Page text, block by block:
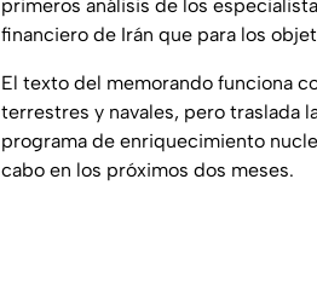
primeros análisis de los
financiero de Irán que para los
El texto del memorando funciona
terrestres y navales, pero traslada
programa de enriquecimiento
cabo en los próximos dos meses.